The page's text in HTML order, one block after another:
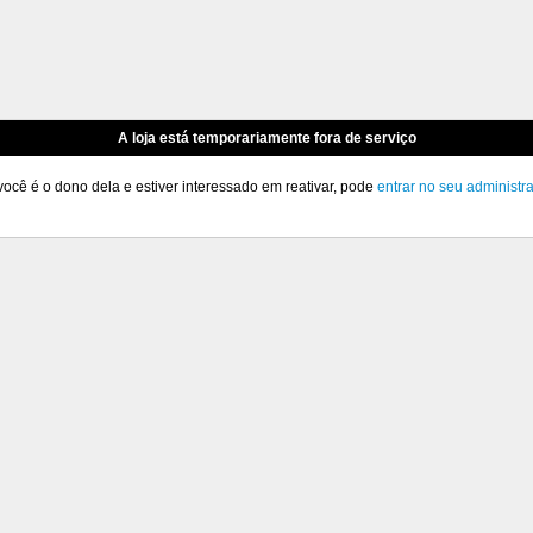
A loja está temporariamente fora de serviço
é o dono dela e estiver interessado em reativar, pode entrar no seu